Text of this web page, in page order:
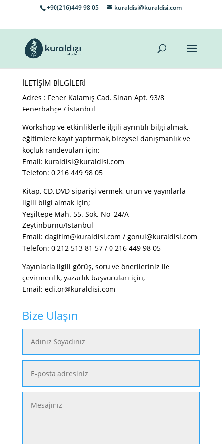
+90(216)449 98 05 kuraldisi@kuraldisi.com
İLETİŞİM BİLGİLERİ
Adres : Fener Kalamış Cad. Sinan Apt. 93/8
Fenerbahçe / İstanbul
Workshop ve etkinliklerle ilgili ayrıntılı bilgi almak,
eğitimlere kayıt yaptırmak, bireysel danışmanlık ve
koçluk randevuları için;
Email: kuraldisi@kuraldisi.com
Telefon: 0 216 449 98 05
Kitap, CD, DVD siparişi vermek, ürün ve yayınlarla
ilgili bilgi almak için;
Yeşiltepe Mah. 55. Sok. No: 24/A
Zeytinburnu/İstanbul
Email: dagitim@kuraldisi.com / gonul@kuraldisi.com
Telefon: 0 212 513 81 57 / 0 216 449 98 05
Yayınlarla ilgili görüş, soru ve önerileriniz ile
çevirmenlik, yazarlık başvuruları için;
Email: editor@kuraldisi.com
Bize Ulaşın